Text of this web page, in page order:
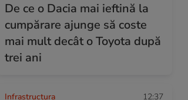
De ce o Dacia mai ieftină la
cumpărare ajunge să coste
mai mult decât o Toyota după
trei ani
Infrastructura 12:37